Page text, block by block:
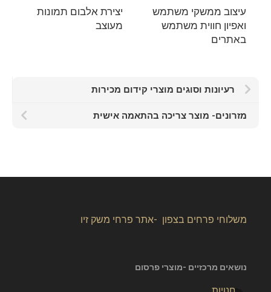
יצירת אלבום תמונות
מעוצב
עיצוב ממשקי משתמש
ואפיון חווית משתמש
באתרים
רעיונות וסוגים מוצרי קידום מכירות
מזרונים- מוצר צריכה בהתאמה אישית
משלוחי פרחים בצפון -אתר פרחי משק זיו
נושאים מרכזיים -מוצרי פרסום